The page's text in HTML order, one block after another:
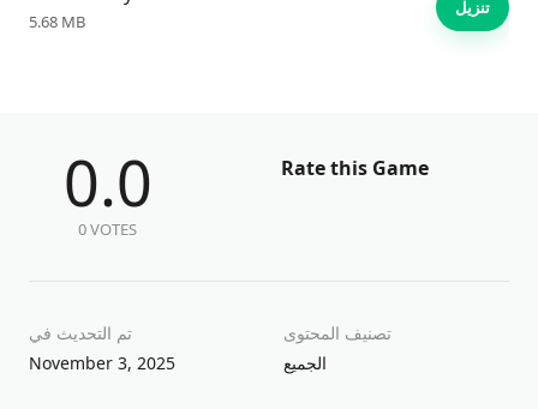
5.68 MB
تنزيل
0.0
0 VOTES
Rate this Game
تم التحديث في
November 3, 2025
تصنيف المحتوى
الجميع